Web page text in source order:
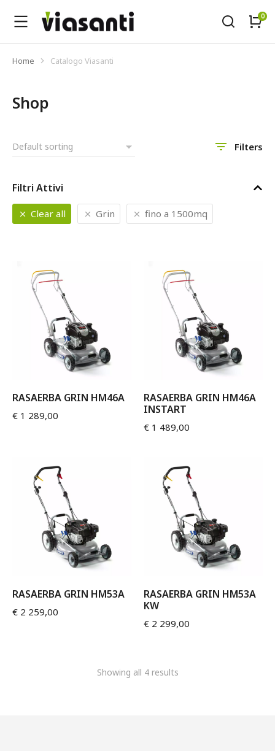
Tu sei qui:
Home Catalogo Viasanti
Shop
Filters
Filtri Attivi
Clear all Grin fino a 1500mq
RASAERBA GRIN HM46A
€ 1 289,00
RASAERBA GRIN HM46A
INSTART
€ 1 489,00
RASAERBA GRIN HM53A
€ 2 259,00
RASAERBA GRIN HM53A
KW
€ 2 299,00
Showing all 4 results